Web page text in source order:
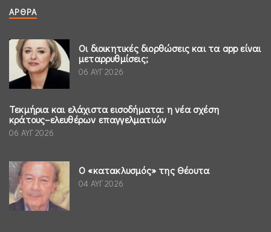
ΆΡΘΡΑ
Οι διοικητικές διορθώσεις και τα app είναι
μεταρρυθμίσεις;
06 ΑΥΓ 2026
Τεκμήρια και ελάχιστα εισοδήματα: η νέα σχέση
κράτους–ελευθέρων επαγγελματιών
06 ΑΥΓ 2026
Ο «κατακλυσμός» της Θέουτα
04 ΑΥΓ 2026